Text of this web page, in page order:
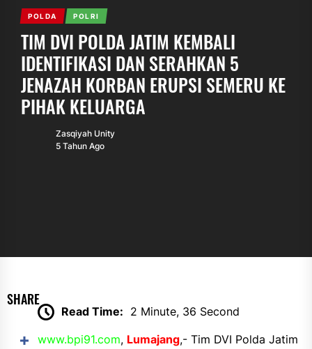
POLDA POLRI
TIM DVI POLDA JATIM KEMBALI
IDENTIFIKASI DAN SERAHKAN 5
JENAZAH KORBAN ERUPSI SEMERU KE
PIHAK KELUARGA
Zasqiyah Unity
5 Tahun Ago
SHARE
Read Time: 2 Minute, 36 Second
www.bpi91.com, Lumajang,- Tim DVI Polda Jatim